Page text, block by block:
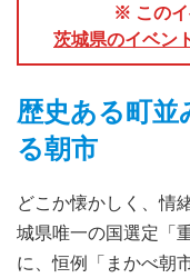
※ このイ
茨城県のイベン
歴史ある町並
る朝市
どこか懐かしく、情
城県唯一の国選定「
に、恒例「まかべ朝